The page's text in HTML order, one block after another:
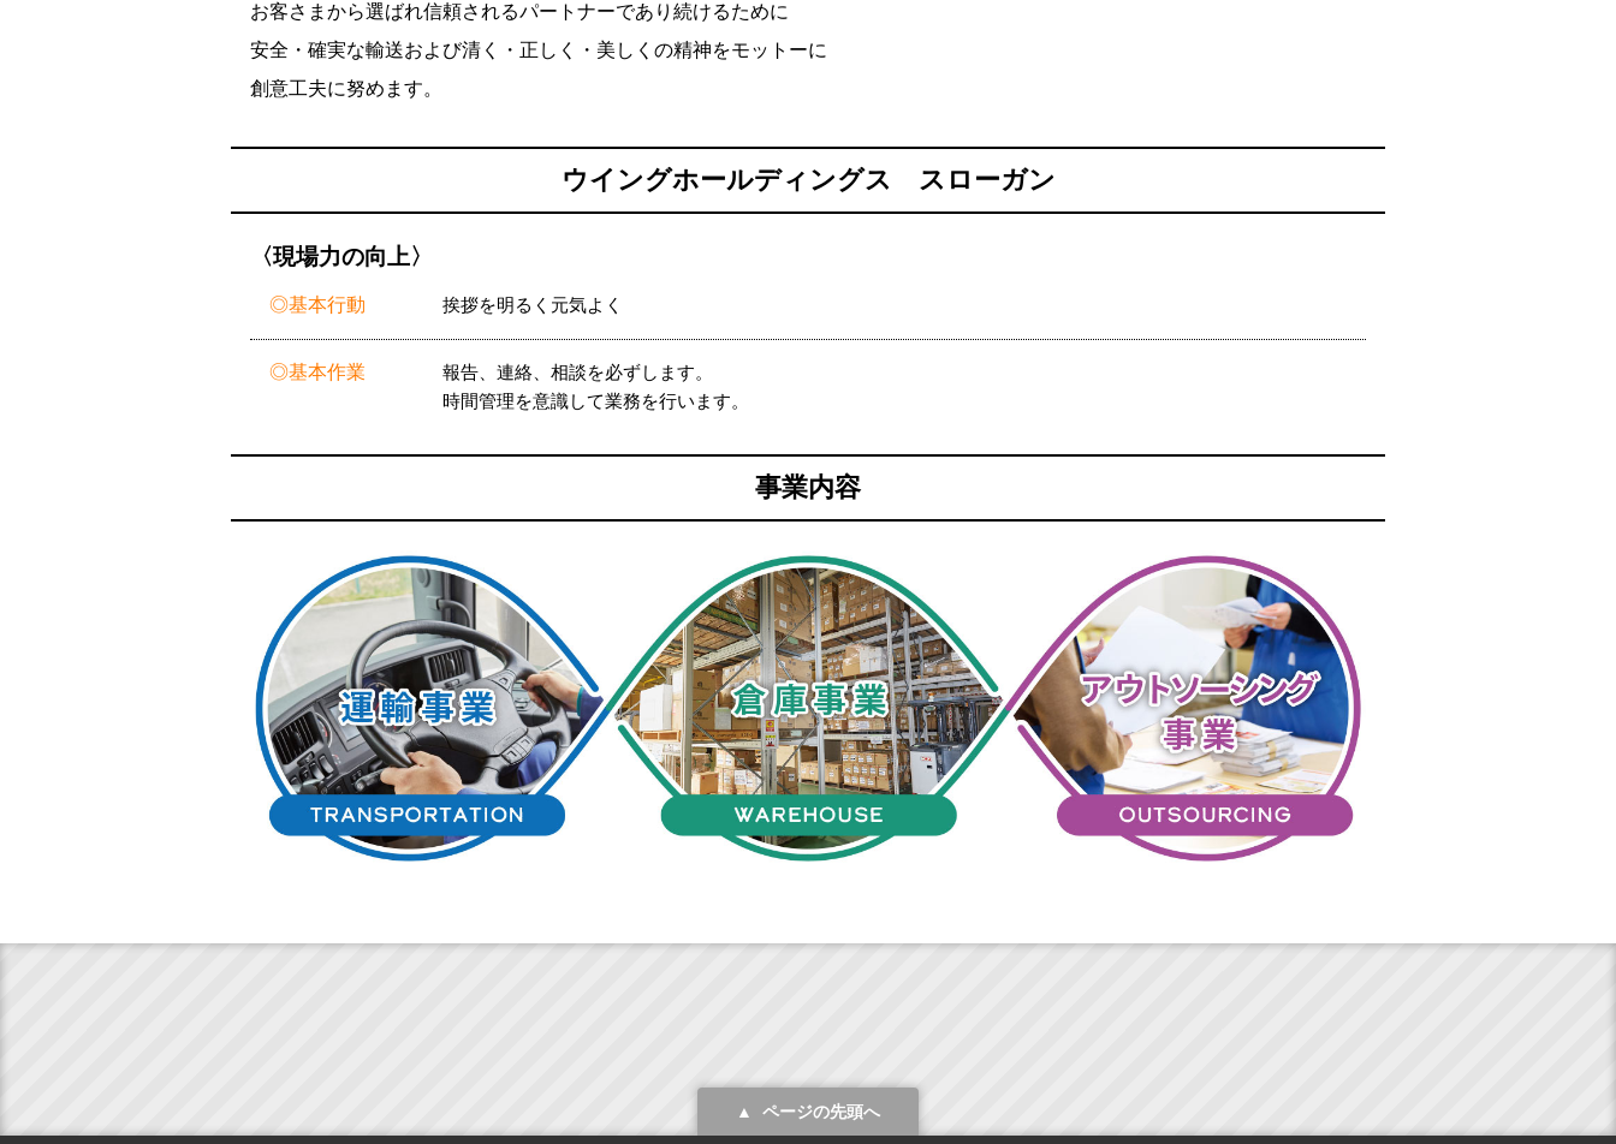
お客さまから選ばれ信頼されるパートナーであり続けるために
安全・確実な輸送および清く・正しく・美しくの精神をモットーに
創意工夫に努めます。
ウイングホールディングス スローガン
現場力の向上
基本行動 挨拶を明るく元気よく
基本作業
報告、連絡、相談を必ずします。
時間管理を意識して業務を行います。
事業内容
ページの先頭へ